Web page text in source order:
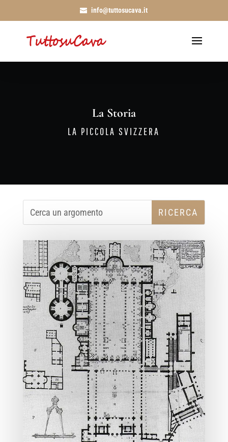
info@tuttosucava.it
La Storia
LA PICCOLA SVIZZERA